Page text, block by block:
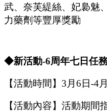
武、奈芙緹絲、妃裊魅
力藥劑等豐厚獎勵
◆新活動-6周年七日任
【活動時間】 3月 6 日-4月
【活動內容】活動期間